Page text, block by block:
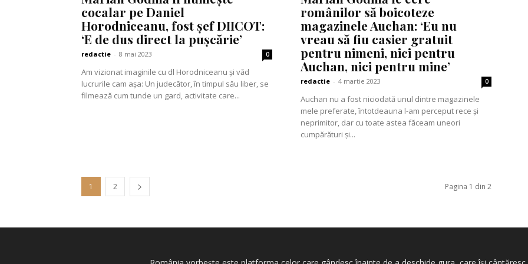
cocalar pe Daniel
Horodniceanu, fost șef DIICOT:
‘E de dus direct la pușcărie’
redactie - 8 mai 2023 0
Am vizionat imaginile cu dl Horodniceanu și văd
lucrurile cam așa: Un judecător, în timpul său liber, se
filmează cum tunde un gard, activitate care...
românilor să boicoteze
magazinele Auchan: ‘Eu nu
vreau să fiu casier gratuit
pentru nimeni, nici pentru
Auchan, nici pentru mine’
redactie - 4 martie 2023 0
Auchan nu a fost niciodată unul dintre magazinele
mele preferate, întotdeauna l-am perceput rece și
neprimitor, dar cu toate astea făceam uneori
cumpărături și...
1 2 Pagina 1 din 2